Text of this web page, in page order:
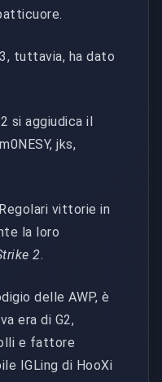
tuttavia, ha dato
si aggiudica il
jks,
Regolari vittorie in
la loro
2.
delle AWP, è
era di G2,
e fattore
IGLing di HooXi